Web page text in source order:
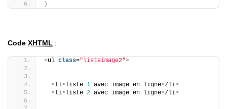
}
Code XHTML :
<ul class="listeimage2">
<li>liste 1 avec image en ligne</li>
<li>liste 2 avec image en ligne</li>